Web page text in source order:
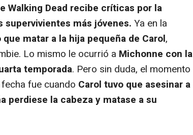
Walking Dead recibe críticas por la
más jóvenes. Ya en la
que matar a la hija pequeña de Carol,
Lo mismo le ocurrió a Michonne con la
temporada. Pero sin duda, el momento
fue cuando Carol tuvo que asesinar a
perdiese la cabeza y matase a su